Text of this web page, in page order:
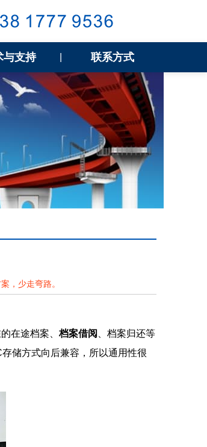
与支持 联系方式
，少走弯路。
在途档案、档案借阅
、档案归还等
储方式向后兼容，所以通用性很